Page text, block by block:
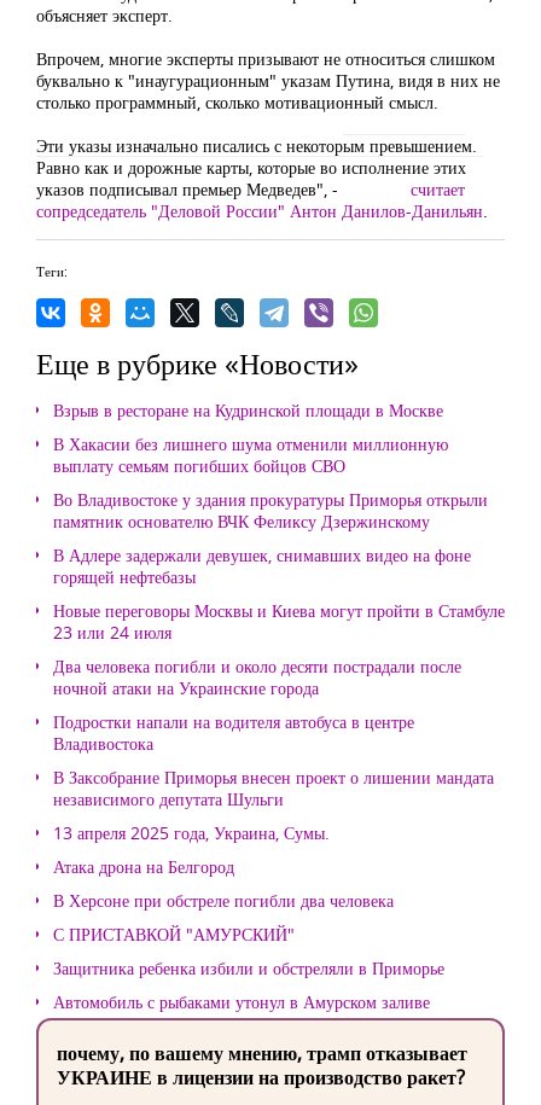
объясняет эксперт.
Впрочем, многие эксперты призывают не относиться слишком
буквально к "инаугурационным" указам Путина, видя в них не
столько программный, сколько мотивационный смысл.
Эти указы изначально писались с некоторым превышением.
Равно как и дорожные карты, которые во исполнение этих
указов подписывал премьер Медведев", -
считает
сопредседатель "Деловой России" Антон Данилов-Данильян.
Теги:
Еще в рубрике «Новости»
Взрыв в ресторане на Кудринской площади в Москве
В Хакасии без лишнего шума отменили миллионную
выплату семьям погибших бойцов СВО
Во Владивостоке у здания прокуратуры Приморья открыли
памятник основателю ВЧК Феликсу Дзержинскому
В Адлере задержали девушек, снимавших видео на фоне
горящей нефтебазы
Новые переговоры Москвы и Киева могут пройти в Стамбуле
23 или 24 июля
Два человека погибли и около десяти пострадали после
ночной атаки на Украинские города
Подростки напали на водителя автобуса в центре
Владивостока
В Заксобрание Приморья внесен проект о лишении мандата
независимого депутата Шульги
13 апреля 2025 года, Украина, Сумы.
Атака дрона на Белгород
В Херсоне при обстреле погибли два человека
С ПРИСТАВКОЙ "АМУРСКИЙ"
Защитника ребенка избили и обстреляли в Приморье
Автомобиль с рыбаками утонул в Амурском заливе
почему, по вашему мнению, трамп отказывает
УКРАИНЕ в лицензии на производство ракет?